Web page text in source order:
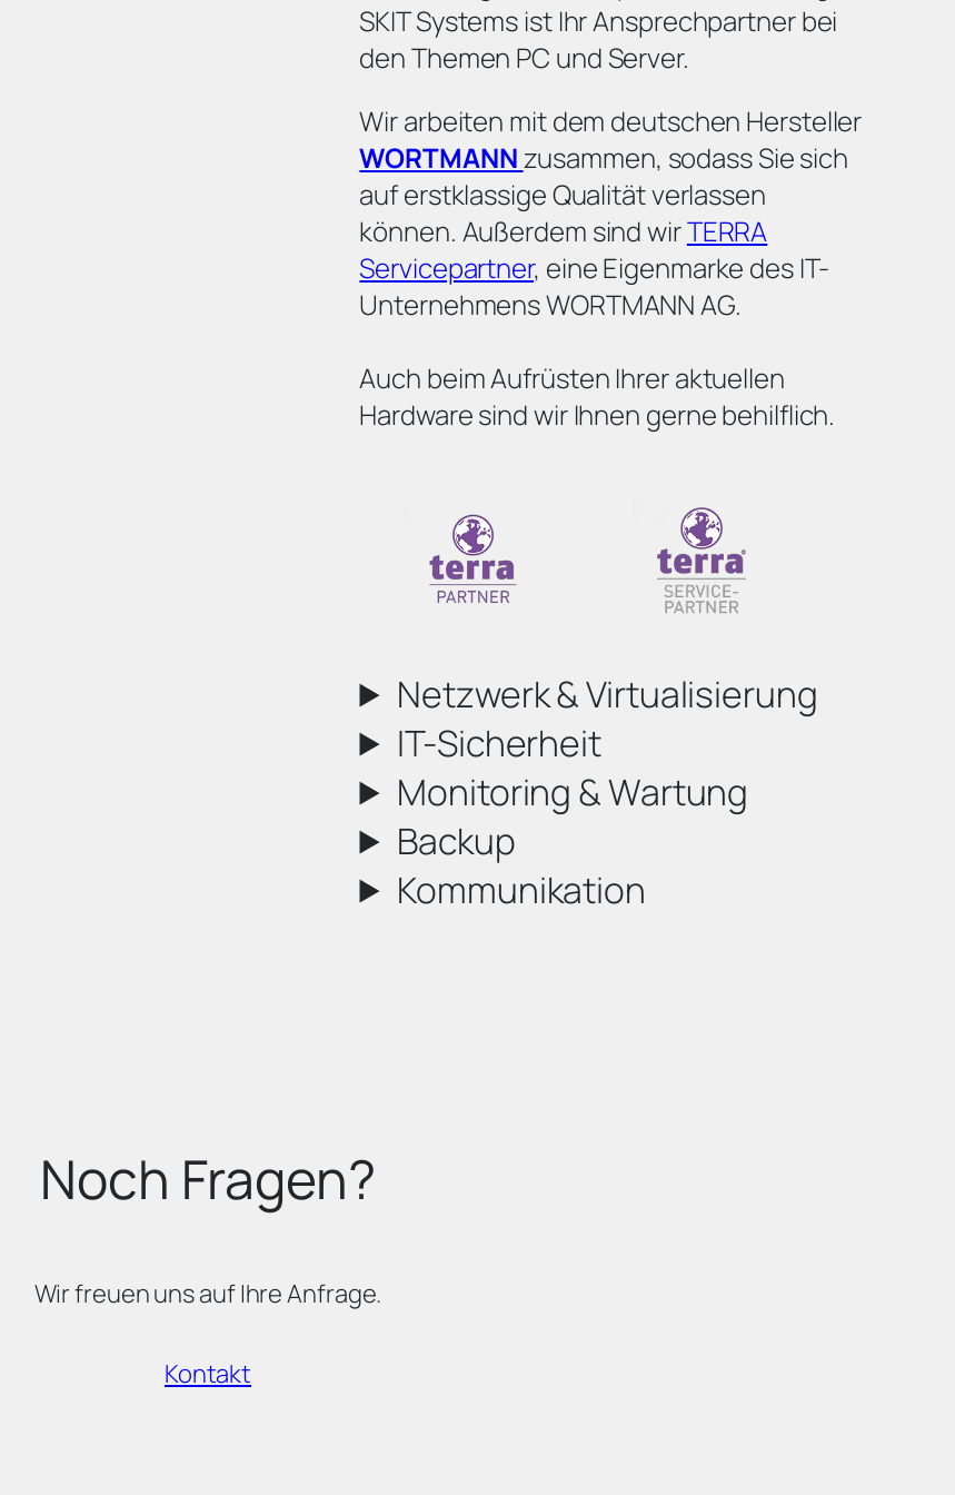
SKIT Systems ist Ihr Ansprechpartner bei
den Themen PC und Server.
Wir arbeiten mit dem deutschen Hersteller
WORTMANNzusammen, sodass Sie sich
auf erstklassige Qualität verlassen
können. Außerdem sind wirTERRA
Servicepartner, eine Eigenmarke des IT-
Unternehmens WORTMANN AG.
Auch beim Aufrüsten Ihrer aktuellen
Hardware sind wir Ihnen gerne behilflich.
Netzwerk & Virtualisierung
IT-Sicherheit
Monitoring & Wartung
Backup
Kommunikation
Noch Fragen?
Wir freuen uns auf Ihre Anfrage.
Kontakt